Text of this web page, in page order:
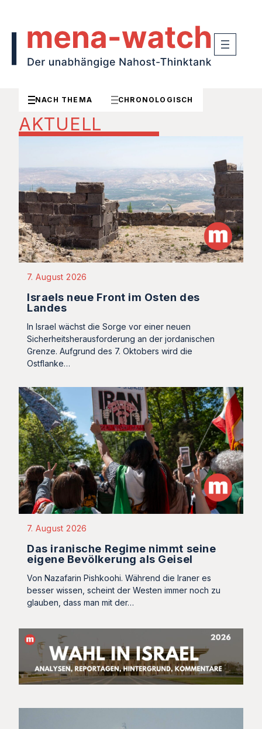
NACH THEMA CHRONOLOGISCH
AKTUELL
7. August 2026
Israels neue Front im Osten des
Landes
In Israel wächst die Sorge vor einer neuen
Sicherheitsherausforderung an der jordanischen
Grenze. Aufgrund des 7. Oktobers wird die
Ostflanke…
7. August 2026
Das iranische Regime nimmt seine
eigene Bevölkerung als Geisel
Von Nazafarin Pishkoohi. Während die Iraner es
besser wissen, scheint der Westen immer noch zu
glauben, dass man mit der…